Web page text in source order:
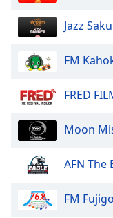
Opacity
Caption
Background
Opacity
Jazz
FM
FRED
Moon
AFN The
FM